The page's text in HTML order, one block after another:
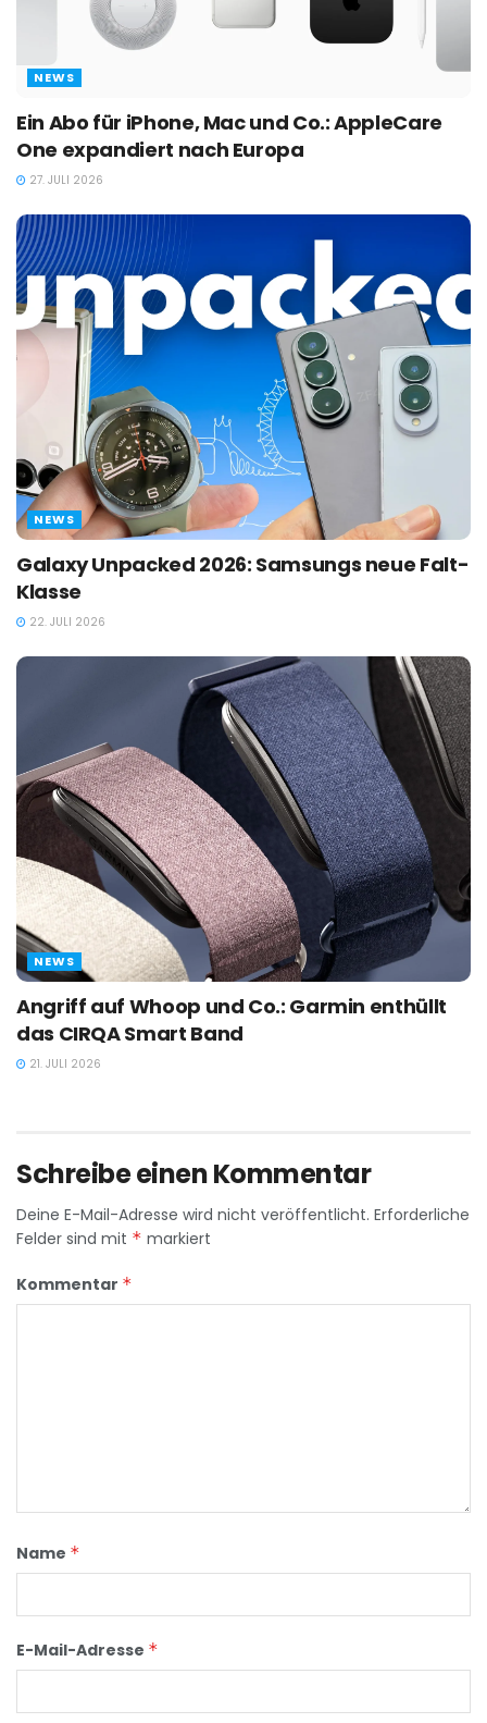
NEWS
Ein Abo für iPhone, Mac und Co.: AppleCare
One expandiert nach Europa
27. JULI 2026
NEWS
Galaxy Unpacked 2026: Samsungs neue Falt-
Klasse
22. JULI 2026
NEWS
Angriff auf Whoop und Co.: Garmin enthüllt
das CIRQA Smart Band
21. JULI 2026
Schreibe einen Kommentar
Deine E-Mail-Adresse wird nicht veröffentlicht. Erforderliche
Felder sind mit * markiert
Kommentar *
Name *
E-Mail-Adresse *